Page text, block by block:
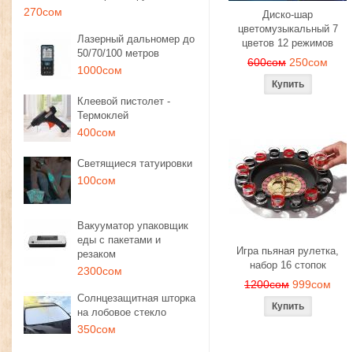
270сом
Лазерный дальномер до
50/70/100 метров
1000сом
Клеевой пистолет -
Термоклей
400сом
Светящиеся татуировки
100сом
Вакууматор упаковщик
еды с пакетами и
резаком
2300сом
Солнцезащитная шторка
на лобовое стекло
350сом
Диско-шар
цветомузыкальный 7
цветов 12 режимов
600сом 250сом
Игра пьяная рулетка,
набор 16 стопок
1200сом 999сом